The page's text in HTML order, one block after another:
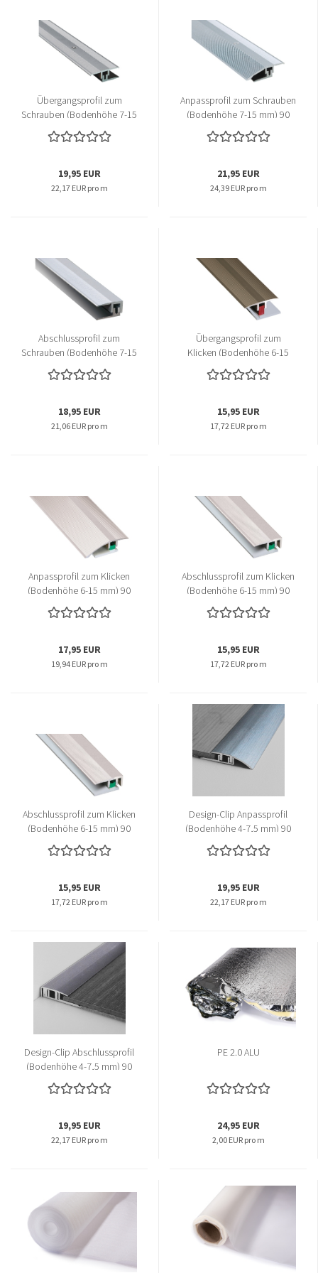
Übergangsprofil zum
Schrauben (Bodenhöhe 7-15
mm) 90 cm
19,95 EUR
22,17 EUR pro m
Anpassprofil zum Schrauben
(Bodenhöhe 7-15 mm) 90
cm
21,95 EUR
24,39 EUR pro m
Abschlussprofil zum
Schrauben (Bodenhöhe 7-15
mm) 90 cm
18,95 EUR
21,06 EUR pro m
Übergangsprofil zum
Klicken (Bodenhöhe 6-15
mm) 90 cm
15,95 EUR
17,72 EUR pro m
Anpassprofil zum Klicken
(Bodenhöhe 6-15 mm) 90
cm
17,95 EUR
19,94 EUR pro m
Abschlussprofil zum Klicken
(Bodenhöhe 6-15 mm) 90
cm
15,95 EUR
17,72 EUR pro m
Abschlussprofil zum Klicken
(Bodenhöhe 6-15 mm) 90
cm-Copy
15,95 EUR
17,72 EUR pro m
Design-Clip Anpassprofil
(Bodenhöhe 4-7,5 mm) 90
cm
19,95 EUR
22,17 EUR pro m
Design-Clip Abschlussprofil
(Bodenhöhe 4-7,5 mm) 90
cm
19,95 EUR
22,17 EUR pro m
PE 2.0 ALU
24,95 EUR
2,00 EUR pro m